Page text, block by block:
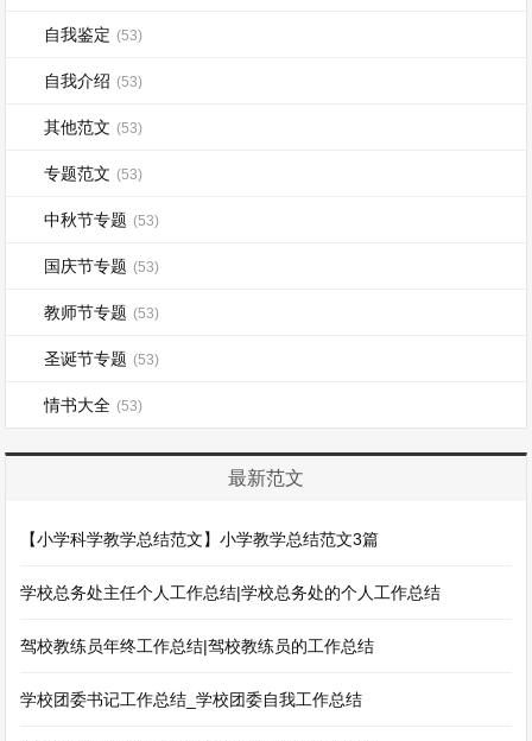
自我鉴定 (53)
自我介绍 (53)
其他范文 (53)
专题范文 (53)
中秋节专题 (53)
国庆节专题 (53)
教师节专题 (53)
圣诞节专题 (53)
情书大全 (53)
最新范文
【小学科学教学总结范文】小学教学总结范文3篇
学校总务处主任个人工作总结|学校总务处的个人工作总结
驾校教练员年终工作总结|驾校教练员的工作总结
学校团委书记工作总结_学校团委自我工作总结